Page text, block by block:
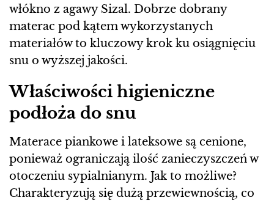
włókno z agawy Sizal. Dobrze dobrany
materac pod kątem wykorzystanych
materiałów to kluczowy krok ku osiągnięciu
snu o wyższej jakości.
Właściwości higieniczne
podłoża do snu
Materace piankowe i lateksowe są cenione,
ponieważ ograniczają ilość zanieczyszczeń w
otoczeniu sypialnianym. Jak to możliwe?
Charakteryzują się dużą przewiewnością, co